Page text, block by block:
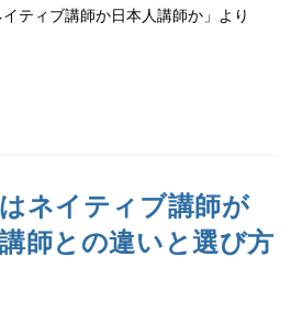
ティブ講師か日本人講師か」より
ネイティブ講師が
師との違いと選び方